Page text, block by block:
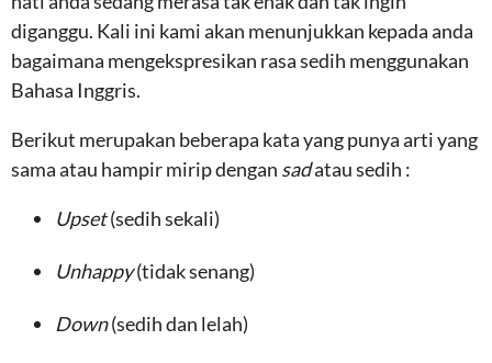
diganggu. Kali ini kami akan menunjukkan kepada anda
bagaimana mengekspresikan rasa sedih menggunakan
Bahasa Inggris.
Berikut merupakan beberapa kata yang punya arti yang
sama atau hampir mirip dengan sadatau sedih :
Upset(sedih sekali)
Unhappy(tidak senang)
Down(sedih dan lelah)